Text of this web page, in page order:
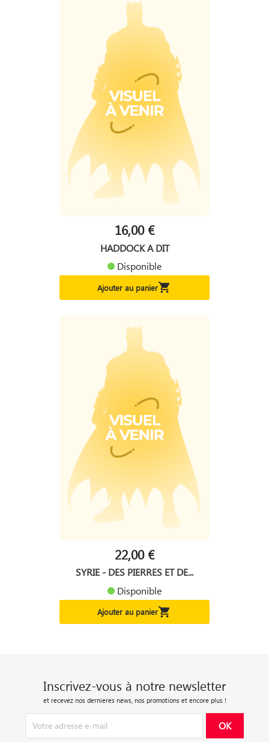
16,00 €
HADDOCK A DIT
Disponible
Ajouter au panier
22,00 €
SYRIE - DES PIERRES ET DE...
Disponible
Ajouter au panier
Inscrivez-vous à notre newsletter
et recevez nos dernieres news, nos promotions et encore plus !